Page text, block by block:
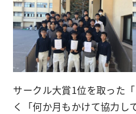
サークル大賞1位を取った
く「何か月もかけて協力し